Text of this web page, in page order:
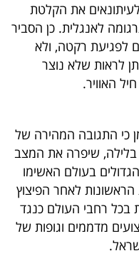
את הקלטת
לאנגלית. כן הסביר
לפגיעת רקטה, ולא
לראות שלא נוצר
האוויר.
כי התגובה המהירה של
שיפרה את המצב
בעולם האשימו
לאחר הפיצוץ
בכל רחבי העולם כנגד
מדממים וגופות של